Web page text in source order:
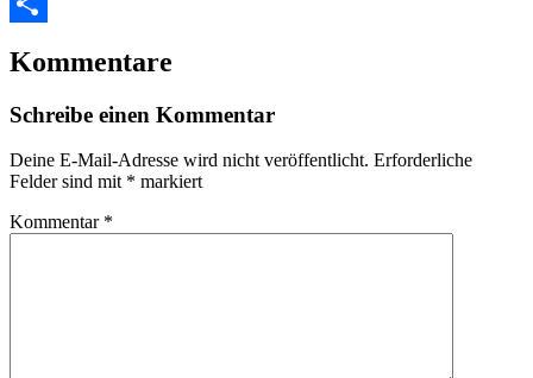
Kommentare
Schreibe einen Kommentar
Deine E-Mail-Adresse wird nicht veröffentlicht. Erforderliche
Felder sind mit * markiert
Kommentar *